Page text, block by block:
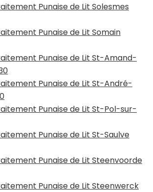
Punaise de Lit Solesmes
Punaise de Lit Somain
Punaise de Lit St-Amand-
Punaise de Lit St-André-
Punaise de Lit St-Pol-sur-
Punaise de Lit St-Saulve
Punaise de Lit Steenvoorde
Punaise de Lit Steenwerck